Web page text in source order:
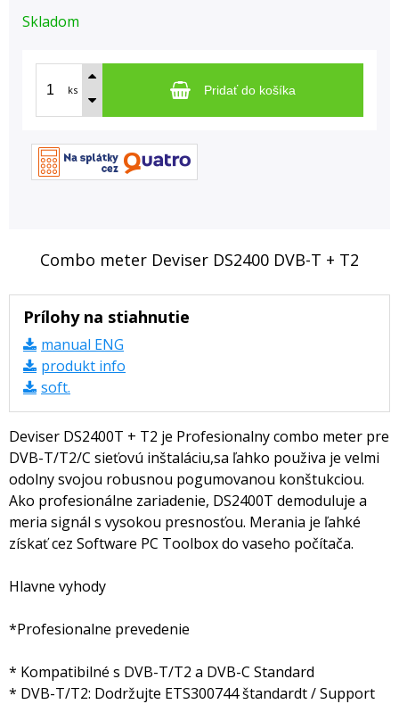
Skladom
ks Pridať do košíka
Combo meter Deviser DS2400 DVB-T + T2
Prílohy na stiahnutie
manual ENG
produkt info
soft.
Deviser DS2400T + T2 je Profesionalny combo meter pre
DVB-T/T2/C sieťovú inštaláciu,sa ľahko použiva je velmi
odolny svojou robusnou pogumovanou konštukciou.
Ako profesionálne zariadenie, DS2400T demoduluje a
meria signál s vysokou presnosťou. Merania je ľahké
získať cez Software PC Toolbox do vaseho počítača.
Hlavne vyhody
*Profesionalne prevedenie
* Kompatibilné s DVB-T/T2 a DVB-C Standard
* DVB-T/T2: Dodržujte ETS300744 štandardt / Support